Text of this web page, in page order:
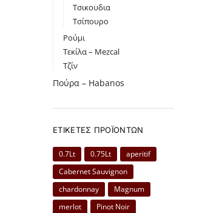
Τσικουδια
Τσίπουρο
Ρούμι
Τεκίλα – Mezcal
Τζίν
Πούρα – Habanos
ΕΤΙΚΈΤΕΣ ΠΡΟΪΌΝΤΩΝ
0.7Lt 0.75Lt
aperitif
Cabernet Sauvignon
chardonnay
Magnum
merlot
Pinot Noir